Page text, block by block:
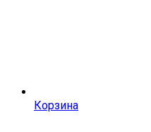
Корзина